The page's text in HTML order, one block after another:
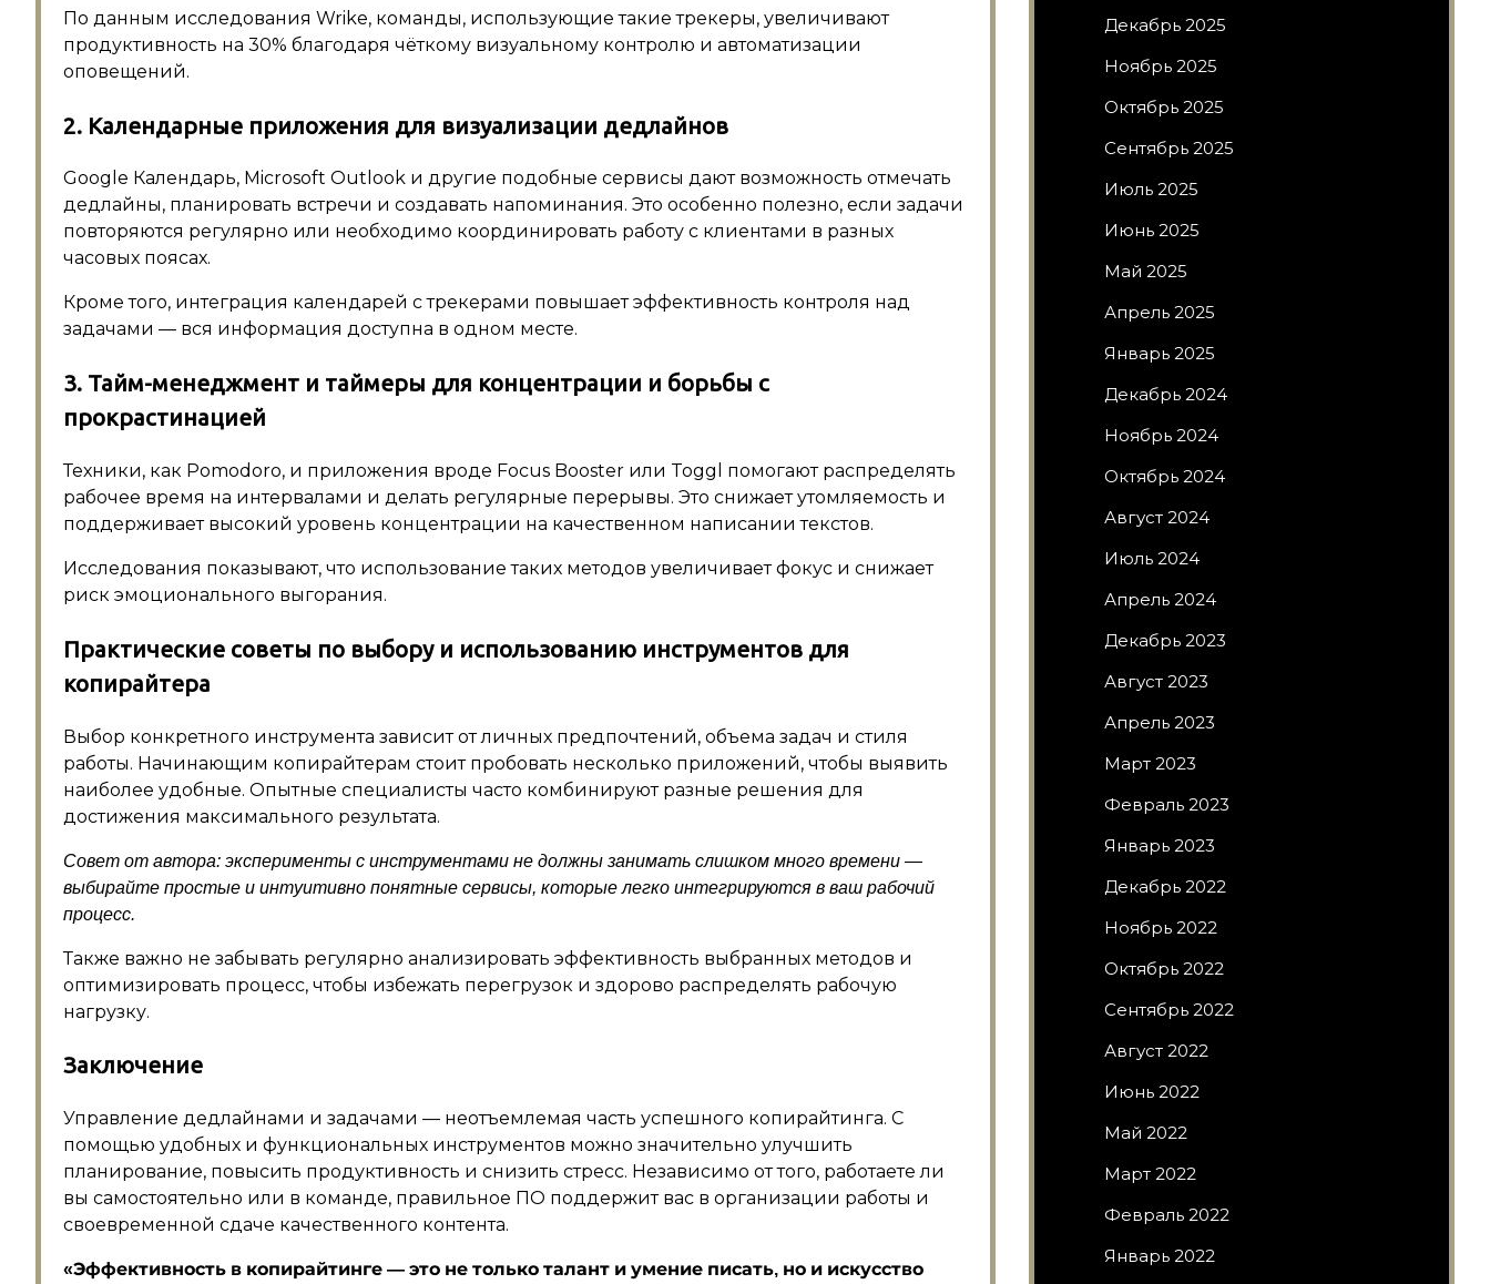
По данным исследования Wrike, команды, использующие такие трекеры, увеличивают
продуктивность на 30% благодаря чёткому визуальному контролю и автоматизации
оповещений.
2. Календарные приложения для визуализации дедлайнов
Google Календарь, Microsoft Outlook и другие подобные сервисы дают возможность отмечать
дедлайны, планировать встречи и создавать напоминания. Это особенно полезно, если задачи
повторяются регулярно или необходимо координировать работу с клиентами в разных
часовых поясах.
Кроме того, интеграция календарей с трекерами повышает эффективность контроля над
задачами — вся информация доступна в одном месте.
3. Тайм-менеджмент и таймеры для концентрации и борьбы с
прокрастинацией
Техники, как Pomodoro, и приложения вроде Focus Booster или Toggl помогают распределять
рабочее время на интервалами и делать регулярные перерывы. Это снижает утомляемость и
поддерживает высокий уровень концентрации на качественном написании текстов.
Исследования показывают, что использование таких методов увеличивает фокус и снижает
риск эмоционального выгорания.
Практические советы по выбору и использованию инструментов для
копирайтера
Выбор конкретного инструмента зависит от личных предпочтений, объема задач и стиля
работы. Начинающим копирайтерам стоит пробовать несколько приложений, чтобы выявить
наиболее удобные. Опытные специалисты часто комбинируют разные решения для
достижения максимального результата.
Совет от автора: эксперименты с инструментами не должны занимать слишком много времени —
выбирайте простые и интуитивно понятные сервисы, которые легко интегрируются в ваш рабочий
процесс.
Также важно не забывать регулярно анализировать эффективность выбранных методов и
оптимизировать процесс, чтобы избежать перегрузок и здорово распределять рабочую
нагрузку.
Заключение
Управление дедлайнами и задачами — неотъемлемая часть успешного копирайтинга. С
помощью удобных и функциональных инструментов можно значительно улучшить
планирование, повысить продуктивность и снизить стресс. Независимо от того, работаете ли
вы самостоятельно или в команде, правильное ПО поддержит вас в организации работы и
своевременной сдаче качественного контента.
«Эффективность в копирайтинге — это не только талант и умение писать, но и искусство
Декабрь 2025
Ноябрь 2025
Октябрь 2025
Сентябрь 2025
Июль 2025
Июнь 2025
Май 2025
Апрель 2025
Январь 2025
Декабрь 2024
Ноябрь 2024
Октябрь 2024
Август 2024
Июль 2024
Апрель 2024
Декабрь 2023
Август 2023
Апрель 2023
Март 2023
Февраль 2023
Январь 2023
Декабрь 2022
Ноябрь 2022
Октябрь 2022
Сентябрь 2022
Август 2022
Июнь 2022
Май 2022
Март 2022
Февраль 2022
Январь 2022